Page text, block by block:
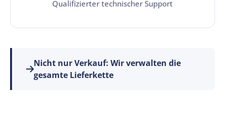
Qualifizierter technischer Support
Nicht nur Verkauf: Wir verwalten die
gesamte Lieferkette